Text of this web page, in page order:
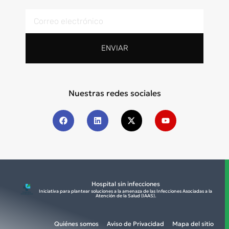
ENVIAR
Nuestras redes sociales
Hospital sin infecciones
Iniciativa para plantear soluciones a la amenaza de las Infecciones Asociadas a la
Atención de la Salud (IAAS).​
Quiénes somos Aviso de Privacidad Mapa del sitio